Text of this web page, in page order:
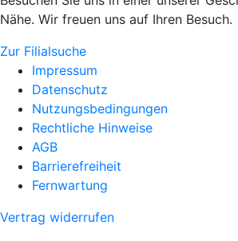
Nähe. Wir freuen uns auf Ihren Besuch.
Zur Filialsuche
Impressum
Datenschutz
Nutzungsbedingungen
Rechtliche Hinweise
AGB
Barrierefreiheit
Fernwartung
Vertrag widerrufen